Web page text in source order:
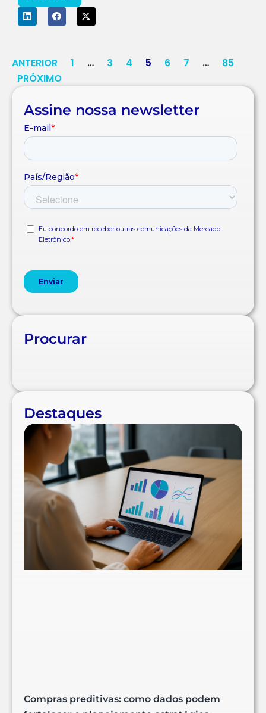
ANTERIOR 1 … 3 4 5 6 7 …
85
PRÓXIMO
Assine nossa newsletter
Procurar
Destaques
Compras preditivas: como dados podem